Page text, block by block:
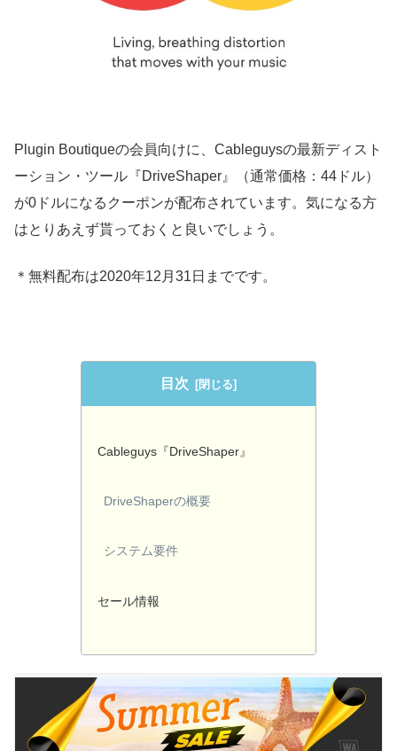
Plugin Boutiqueの会員向けに、Cableguysの最新ディスト
ーション・ツール『DriveShaper』（通常価格：44ドル）
が0ドルになるクーポンが配布されています。気になる方
はとりあえず貰っておくと良いでしょう。
＊無料配布は2020年12月31日までです。
目次
Cableguys『DriveShaper』
DriveShaperの概要
システム要件
セール情報